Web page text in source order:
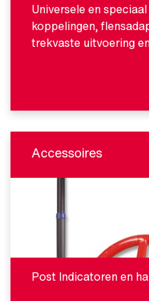
Universele en
koppelingen,
trekvaste uitvoering
Accessoires
Post Indicatoren en